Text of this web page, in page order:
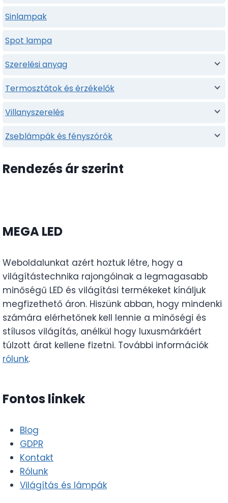
Sinlampak
Spot lampa
Szerelési anyag
Termosztátok és érzékelők
Villanyszerelés
Zseblámpák és fényszórók
Rendezés ár szerint
MEGA LED
Weboldalunkat azért hoztuk létre, hogy a
világítástechnika rajongóinak a legmagasabb
minőségű LED és világítási termékeket kínáljuk
megfizethető áron. Hiszünk abban, hogy mindenki
számára elérhetőnek kell lennie a minőségi és
stílusos világítás, anélkül hogy luxusmárkáért
túlzott árat kellene fizetni. További információk
rólunk.
Fontos linkek
Blog
GDPR
Kontakt
Rólunk
Világítás és lámpák